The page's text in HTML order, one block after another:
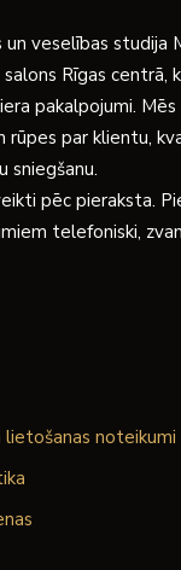
un veselības studija
Rīgas centrā,
pakalpojumi.
rūpes par klientu,
sniegšanu.
pēc pieraksta.
telefoniski,
noteikumi